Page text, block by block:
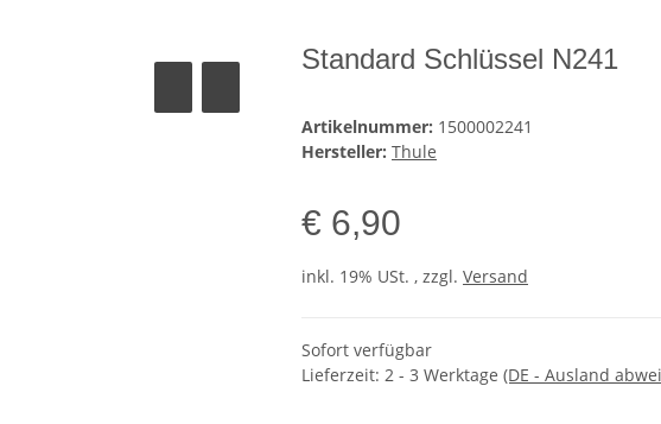
Standard Schlüssel N241
Artikelnummer: 1500002241
Hersteller: Thule
€ 6,90
inkl. 19% USt. , zzgl. Versand
Sofort verfügbar
Lieferzeit: 2 - 3 Werktage (DE - Ausland